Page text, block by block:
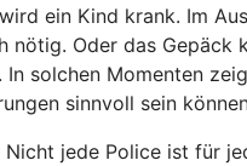
ein Kind krank. Im
nötig. Oder das Gepäck
In solchen Momenten
sinnvoll sein
jede Police ist für